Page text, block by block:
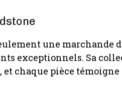
une
exceptionnels. Sa
chaque pièce